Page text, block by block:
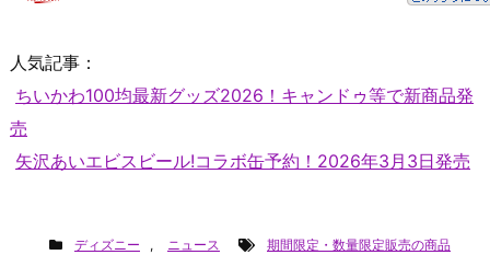
人気記事：
ちいかわ100均最新グッズ2026！キャンドゥ等で新商品発
売
矢沢あいエビスビール!コラボ缶予約！2026年3月3日発売
ディズニー , ニュース 期間限定・数量限定販売の商品